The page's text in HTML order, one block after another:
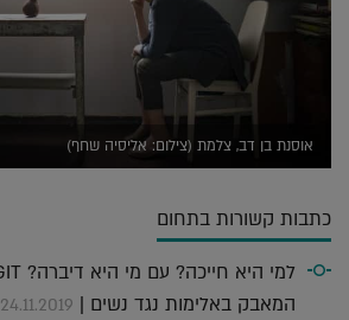
אוסנת בן דב, צלמת (צילום: אליסיה שחף)
כתבות קשורות בתחום
המאבק באלימות נגד נשים | 24.11.2019